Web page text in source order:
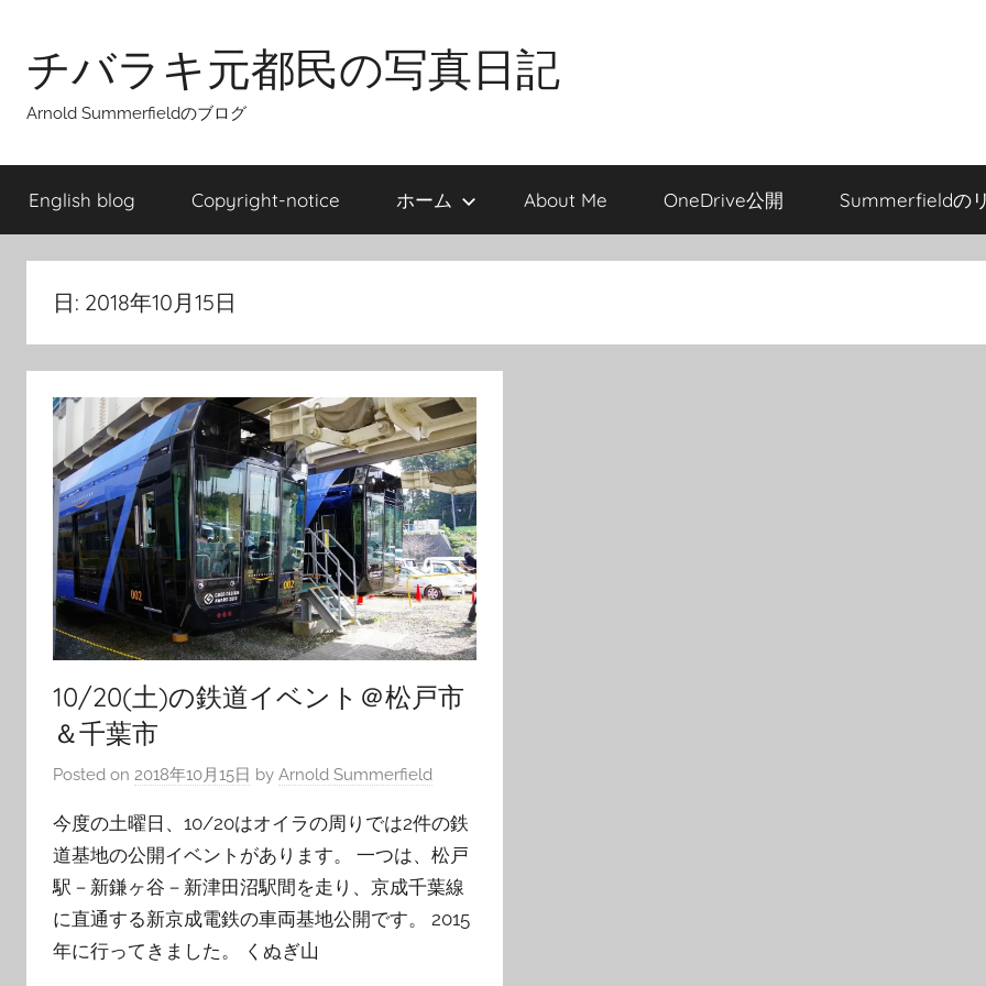
contentチバラキ元都民の写真日記
Arnold Summerfieldのブログ
English blog Copyright-notice ホーム About Me OneDrive公開 Summerfieldの
日: 2018年10月15日
10/20(土)の鉄道イベント＠松戸市
＆千葉市
Posted on 2018年10月15日 by Arnold Summerfield
今度の土曜日、10/20はオイラの周りでは2件の鉄
道基地の公開イベントがあります。 一つは、松戸
駅－新鎌ヶ谷－新津田沼駅間を走り、京成千葉線
に直通する新京成電鉄の車両基地公開です。 2015
年に行ってきました。 くぬぎ山